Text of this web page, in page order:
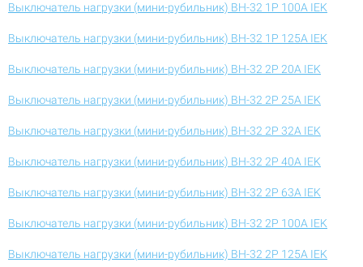
Выключатель нагрузки (мини-рубильник) ВН-32 1Р 100А IEK
Выключатель нагрузки (мини-рубильник) ВН-32 1Р 125А IEK
Выключатель нагрузки (мини-рубильник) ВН-32 2Р 20А IEK
Выключатель нагрузки (мини-рубильник) ВН-32 2Р 25А IEK
Выключатель нагрузки (мини-рубильник) ВН-32 2Р 32А IEK
Выключатель нагрузки (мини-рубильник) ВН-32 2Р 40А IEK
Выключатель нагрузки (мини-рубильник) ВН-32 2Р 63А IEK
Выключатель нагрузки (мини-рубильник) ВН-32 2Р 100А IEK
Выключатель нагрузки (мини-рубильник) ВН-32 2Р 125А IEK